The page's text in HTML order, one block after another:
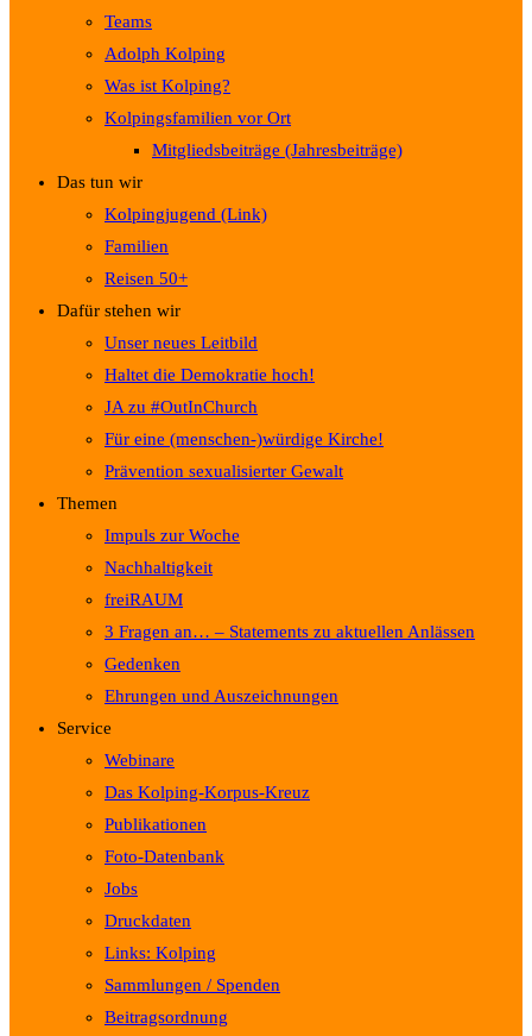
Teams
Adolph Kolping
Was ist Kolping?
Kolpingsfamilien vor Ort
Mitgliedsbeiträge (Jahresbeiträge)
Das tun wir
Kolpingjugend (Link)
Familien
Reisen 50+
Dafür stehen wir
Unser neues Leitbild
Haltet die Demokratie hoch!
JA zu #OutInChurch
Für eine (menschen-)würdige Kirche!
Prävention sexualisierter Gewalt
Themen
Impuls zur Woche
Nachhaltigkeit
freiRAUM
3 Fragen an… – Statements zu aktuellen Anlässen
Gedenken
Ehrungen und Auszeichnungen
Service
Webinare
Das Kolping-Korpus-Kreuz
Publikationen
Foto-Datenbank
Jobs
Druckdaten
Links: Kolping
Sammlungen / Spenden
Beitragsordnung